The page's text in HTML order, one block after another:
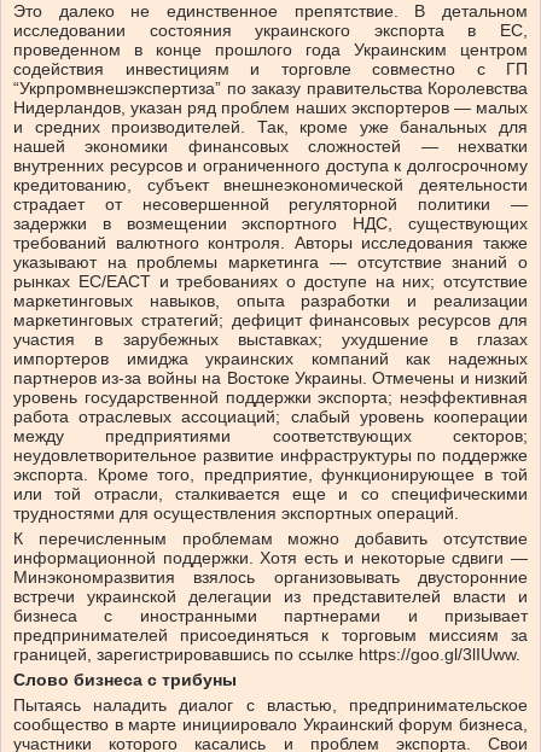
Это далеко не единственное препятствие. В детальном
исследовании состояния украинского экспорта в ЕС,
проведенном в конце прошлого года Украинским центром
содействия инвестициям и торговле совместно с ГП
“Укрпромвнешэкспертиза” по заказу правительства Королевства
Нидерландов, указан ряд проблем наших экспортеров — малых
и средних производителей. Так, кроме уже банальных для
нашей экономики финансовых сложностей — нехватки
внутренних ресурсов и ограниченного доступа к долгосрочному
кредитованию, субъект внешнеэкономической деятельности
страдает от несовершенной регуляторной политики —
задержки в возмещении экспортного НДС, существующих
требований валютного контроля. Авторы исследования также
указывают на проблемы маркетинга — отсутствие знаний о
рынках ЕС/ЕАСТ и требованиях о доступе на них; отсутствие
маркетинговых навыков, опыта разработки и реализации
маркетинговых стратегий; дефицит финансовых ресурсов для
участия в зарубежных выставках; ухудшение в глазах
импортеров имиджа украинских компаний как надежных
партнеров из-за войны на Востоке Украины. Отмечены и низкий
уровень государственной поддержки экспорта; неэффективная
работа отраслевых ассоциаций; слабый уровень кооперации
между предприятиями соответствующих секторов;
неудовлетворительное развитие инфраструктуры по поддержке
экспорта. Кроме того, предприятие, функционирующее в той
или той отрасли, сталкивается еще и со специфическими
трудностями для осуществления экспортных операций.
К перечисленным проблемам можно добавить отсутствие
информационной поддержки. Хотя есть и некоторые сдвиги —
Минэкономразвития взялось организовывать двусторонние
встречи украинской делегации из представителей власти и
бизнеса с иностранными партнерами и призывает
предпринимателей присоединяться к торговым миссиям за
границей, зарегистрировавшись по ссылке https://goo.gl/3lIUww.
Слово бизнеса с трибуны
Пытаясь наладить диалог с властью, предпринимательское
сообщество в марте инициировало Украинский форум бизнеса,
участники которого касались и проблем экспорта. Свои